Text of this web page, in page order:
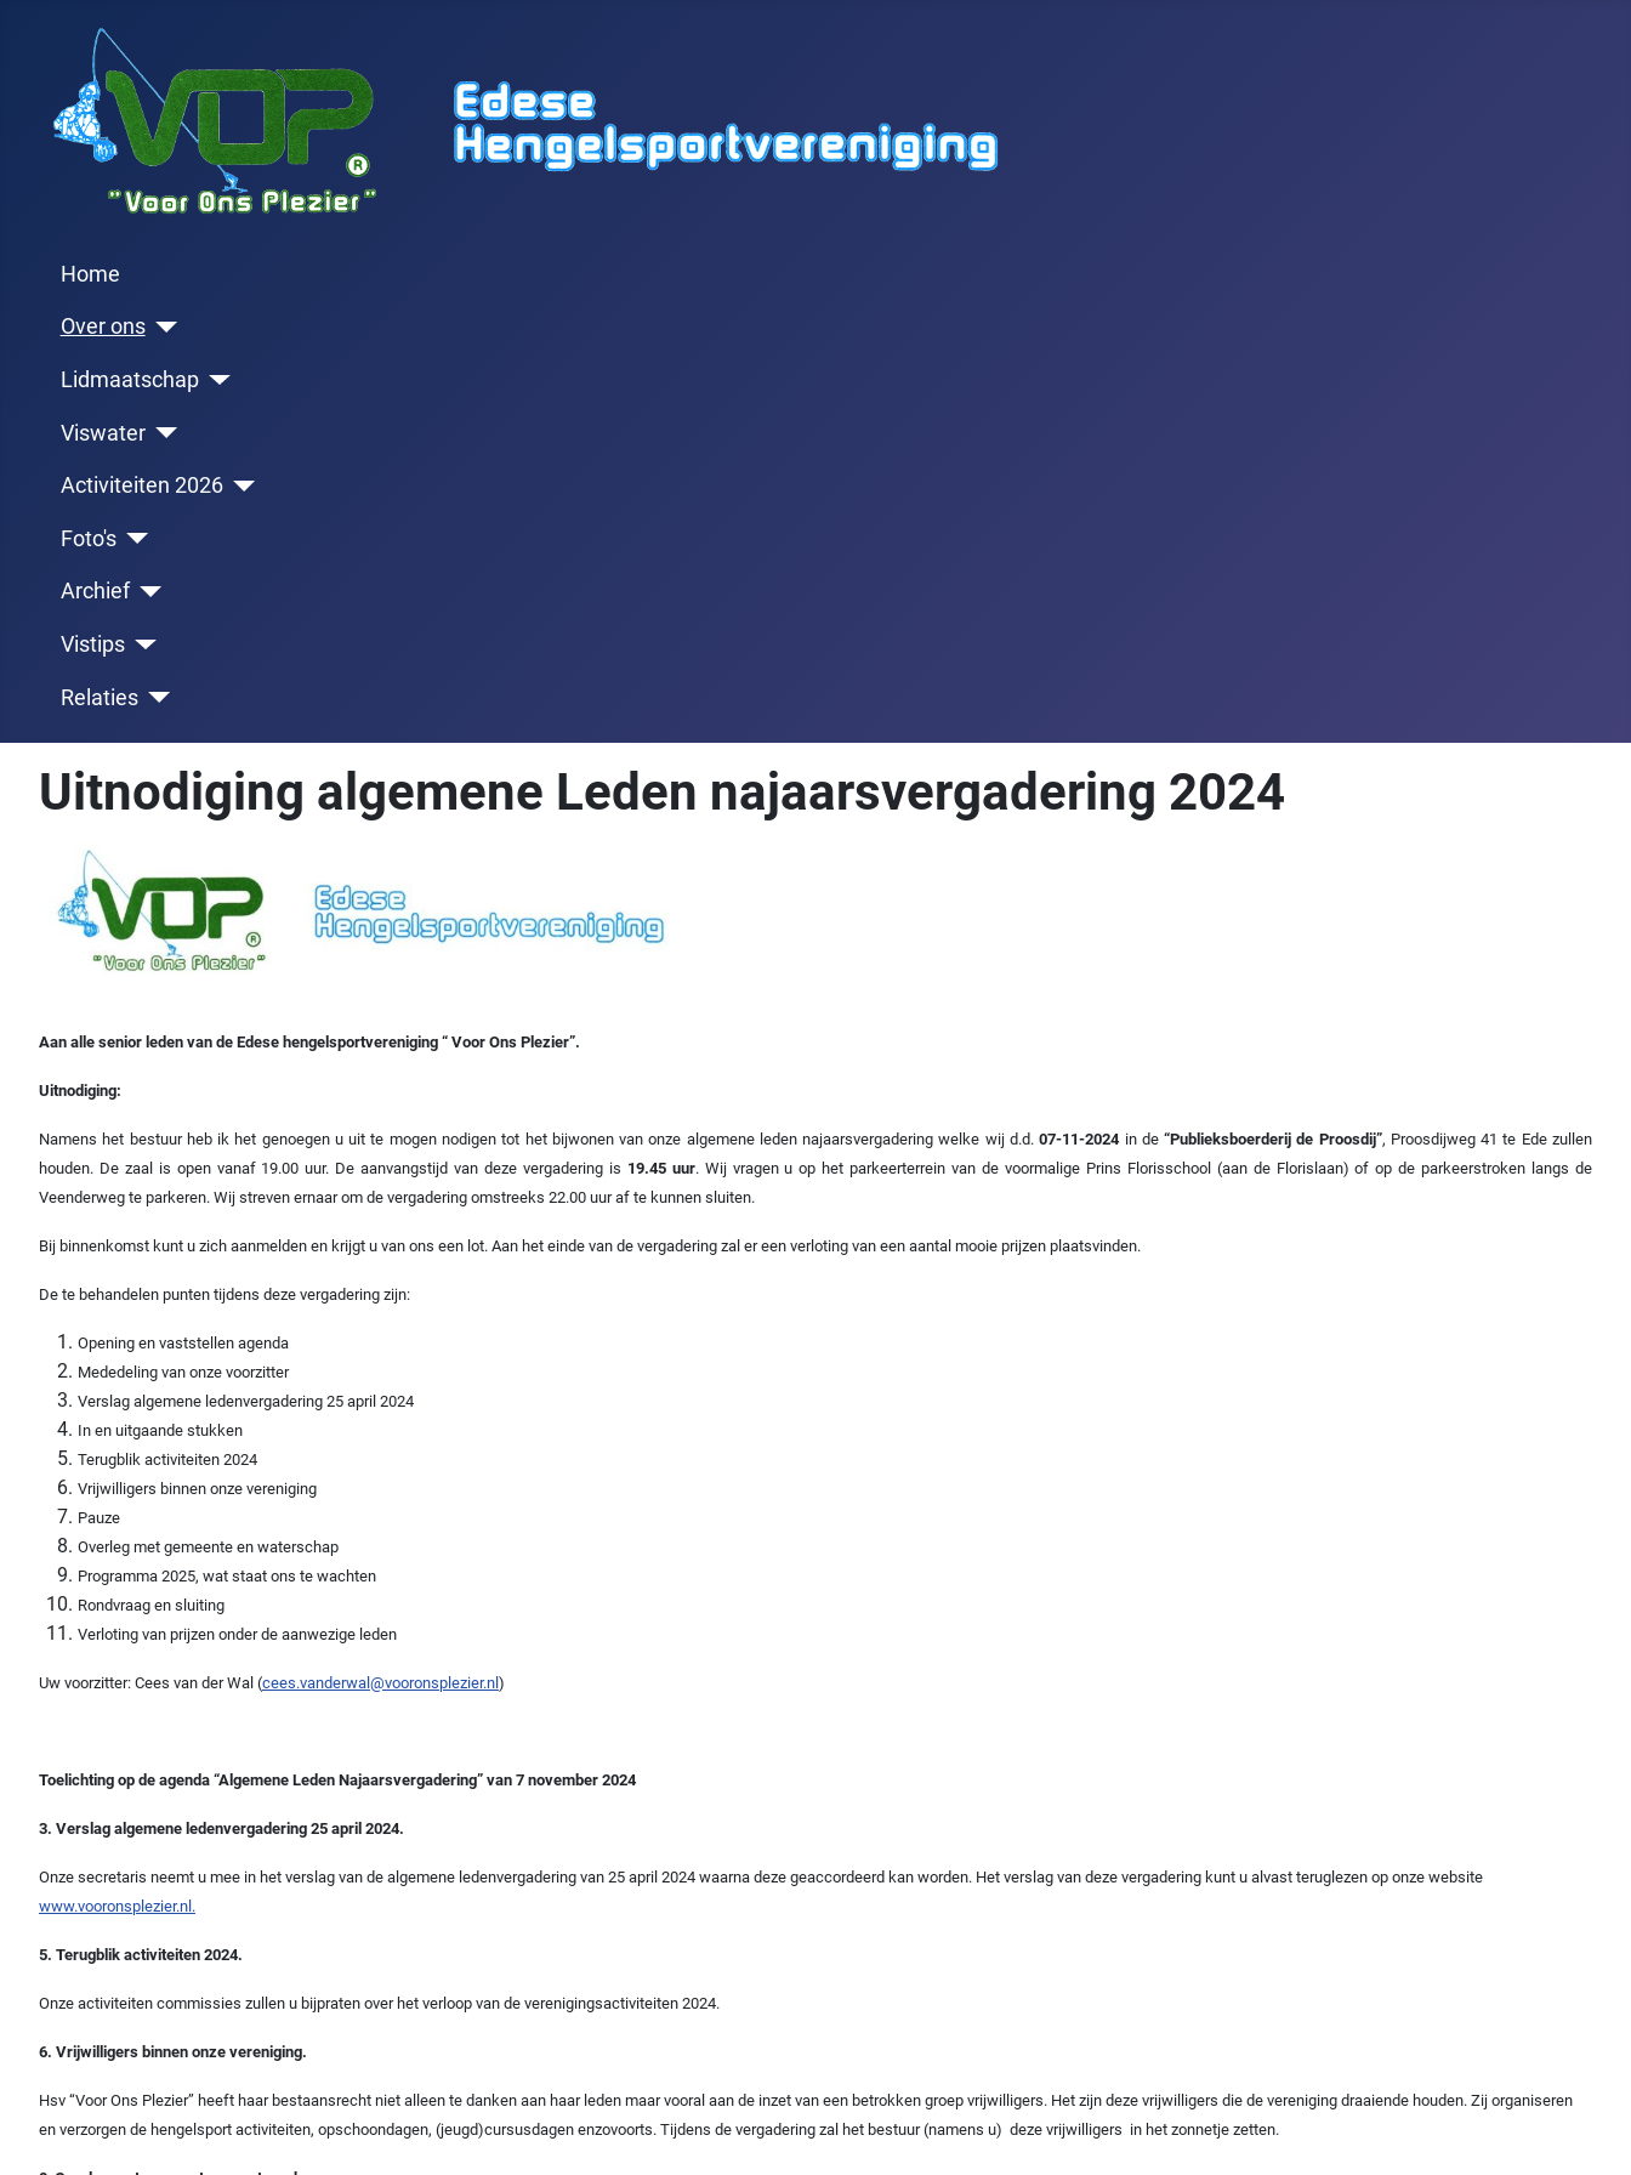
Home
Over ons
Lidmaatschap
Viswater
Activiteiten 2026
Foto's
Archief
Vistips
Relaties
Uitnodiging algemene Leden najaarsvergadering 2024
Aan alle senior leden van de Edese hengelsportvereniging “ Voor Ons Plezier”.
Uitnodiging:
Namens het bestuur heb ik het genoegen u uit te mogen nodigen tot het bijwonen van onze algemene leden najaarsvergadering welke wij d.d.07-11-2024in de“Publieksboerderij de Proosdij”, Proosdijweg 41 te Ede zullen
houden. De zaal is open vanaf 19.00 uur. De aanvangstijd van deze vergadering is 19.45 uur. Wij vragen u op het parkeerterrein van de voormalige Prins Florisschool (aan de Florislaan) of op de parkeerstroken langs de
Veenderweg te parkeren. Wij streven ernaar om de vergadering omstreeks 22.00 uur af te kunnen sluiten.
Bij binnenkomst kunt u zich aanmelden en krijgt u van ons een lot. Aan het einde van de vergadering zal er een verloting van een aantal mooie prijzen plaatsvinden.
De te behandelen punten tijdens deze vergadering zijn:
Opening en vaststellen agenda
Mededeling van onze voorzitter
Verslag algemene ledenvergadering 25 april 2024
In en uitgaande stukken
Terugblik activiteiten 2024
Vrijwilligers binnen onze vereniging
Pauze
Overleg met gemeente en waterschap
Programma 2025, wat staat ons te wachten
Rondvraag en sluiting
Verloting van prijzen onder de aanwezige leden
Uw voorzitter: Cees van der Wal (cees.vanderwal@vooronsplezier.nl )
Toelichting op de agenda “Algemene Leden Najaarsvergadering” van 7 november 2024
3. Verslag algemene ledenvergadering 25 april 2024.
Onze secretaris neemt u mee in het verslag van de algemene ledenvergadering van 25 april 2024 waarna deze geaccordeerd kan worden. Het verslag van deze vergadering kunt u alvast teruglezen op onze website
www.vooronsplezier.nl.
5. Terugblik activiteiten 2024.
Onze activiteiten commissies zullen u bijpraten over het verloop van de verenigingsactiviteiten 2024.
6. Vrijwilligers binnen onze vereniging.
Hsv “Voor Ons Plezier” heeft haar bestaansrecht niet alleen te danken aan haar leden maar vooral aan de inzet van een betrokken groep vrijwilligers. Het zijn deze vrijwilligers die de vereniging draaiende houden. Zij organiseren
en verzorgen de hengelsport activiteiten, opschoondagen, (jeugd)cursusdagen enzovoorts. Tijdens de vergadering zal het bestuur (namens u) deze vrijwilligers in het zonnetje zetten.